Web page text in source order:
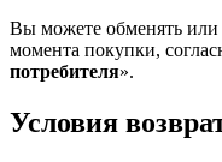
Вы можете обменять или
момента покупки,
потребителя».
Условия